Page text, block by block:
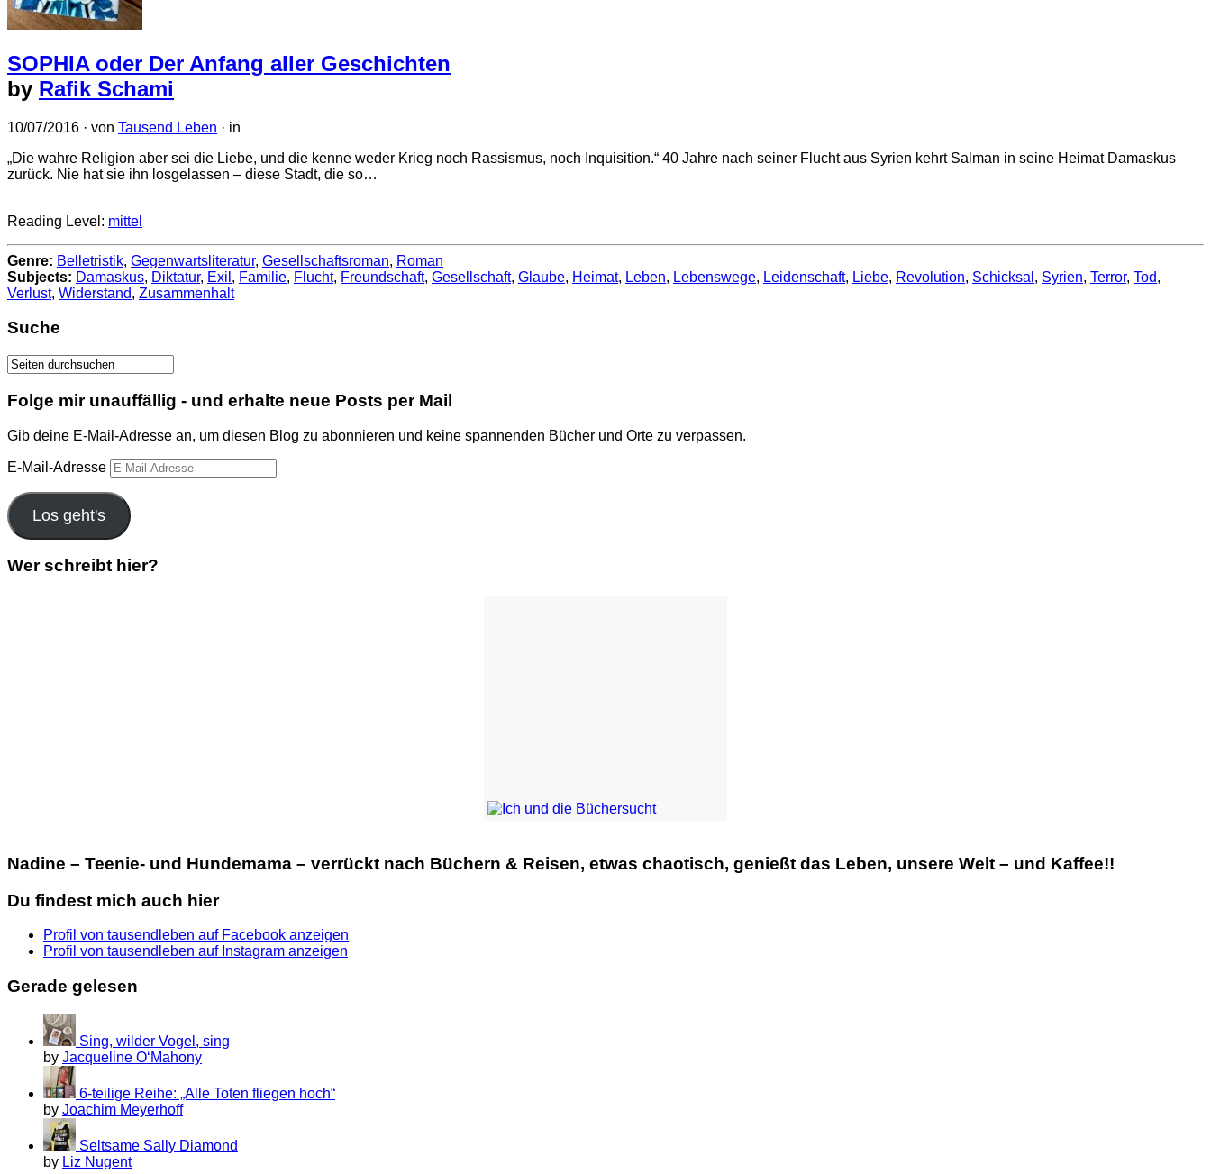
SOPHIA oder Der Anfang aller Geschichten
by Rafik Schami
10/07/2016 · von Tausend Leben · in
„Die wahre Religion aber sei die Liebe, und die kenne weder Krieg noch Rassismus, noch Inquisition.“ 40 Jahre nach seiner Flucht aus Syrien kehrt Salman in seine Heimat Damaskus
zurück. Nie hat sie ihn losgelassen – diese Stadt, die so…
Reading Level: mittel
Genre: Belletristik, Gegenwartsliteratur, Gesellschaftsroman, Roman
Subjects: Damaskus, Diktatur, Exil , Familie, Flucht, Freundschaft, Gesellschaft, Glaube, Heimat, Leben, Lebenswege, Leidenschaft, Liebe, Revolution, Schicksal , Syrien, Terror, Tod,
Verlust, Widerstand, Zusammenhalt
Suche
Folge mir unauffällig - und erhalte neue Posts per Mail
Gib deine E-Mail-Adresse an, um diesen Blog zu abonnieren und keine spannenden Bücher und Orte zu verpassen.
E-Mail-Adresse
Los geht's
Wer schreibt hier?
Nadine – Teenie- und Hundemama – verrückt nach Büchern & Reisen, etwas chaotisch, genießt das Leben, unsere Welt – und Kaffee!!
Du findest mich auch hier
Profil von tausendleben auf Facebook anzeigen
Profil von tausendleben auf Instagram anzeigen
Gerade gelesen
Sing, wilder Vogel, sing
by Jacqueline O‘Mahony
6-teilige Reihe: „Alle Toten fliegen hoch“
by Joachim Meyerhoff
Seltsame Sally Diamond
by Liz Nugent